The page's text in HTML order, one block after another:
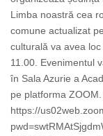
Limba noastră cea
comune actualizat
culturală va avea
11.00. Evenimentul
în Sala Azurie a
pe platforma
https://